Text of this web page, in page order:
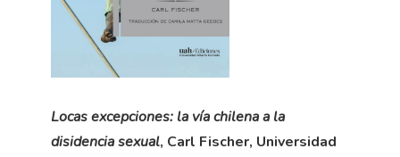
Locas excepciones: la vía chilena a la
disidencia sexual, Carl Fischer, Universidad